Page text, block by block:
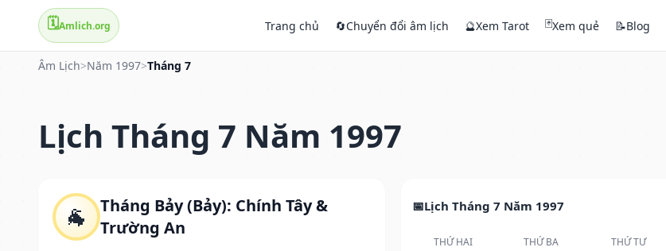
🗓️Amlich.org Trang chủ 🔄Chuyển đổi âm lịch 🔮Xem Tarot 🃏Xem quẻ 📝Blog
Âm Lịch>Năm 1997>Tháng 7
Lịch Tháng 7 Năm 1997
🐐
Tháng Bảy (Bảy): Chính Tây &
Trường An
Lịch Tháng 7 Năm 1997
THỨ HAI THỨ BA THỨ TƯ